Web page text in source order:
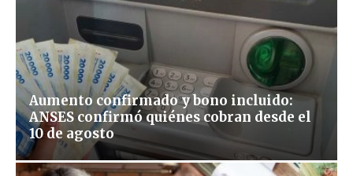
Aumento confirmado y bono incluido:
ANSES confirmó quiénes cobran desde el
10 de agosto